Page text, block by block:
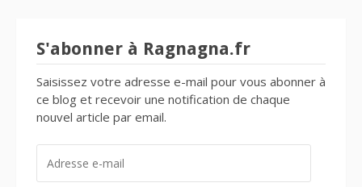
S'abonner à Ragnagna.fr
Saisissez votre adresse e-mail pour vous abonner à
ce blog et recevoir une notification de chaque
nouvel article par email.